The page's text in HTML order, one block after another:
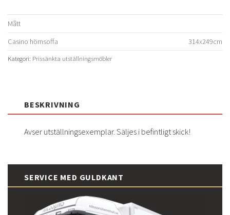
Mått
Casino hörnsoffa
314x249cm
Kategori: Prissänkta utställningsmöbler
BESKRIVNING
Avser utställningsexemplar. Säljes i befintligt skick!
SERVICE MED GULDKANT